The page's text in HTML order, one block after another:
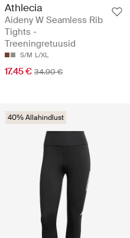
Athlecia
Aideny W Seamless Rib
Tights -
Treeningretuusid
S/M L/XL
17.45 € 34.90 €
40% Allahindlust